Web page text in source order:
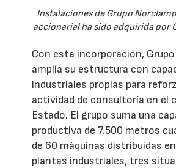
Instalaciones de Grupo
accionarial ha sido adquirida por
Con esta incorporación,
amplía su estructura con
industriales propias para
actividad de consultoría en el
Estado. El grupo suma una
productiva de 7.500 metros
de 60 máquinas distribuidas
plantas industriales, tres